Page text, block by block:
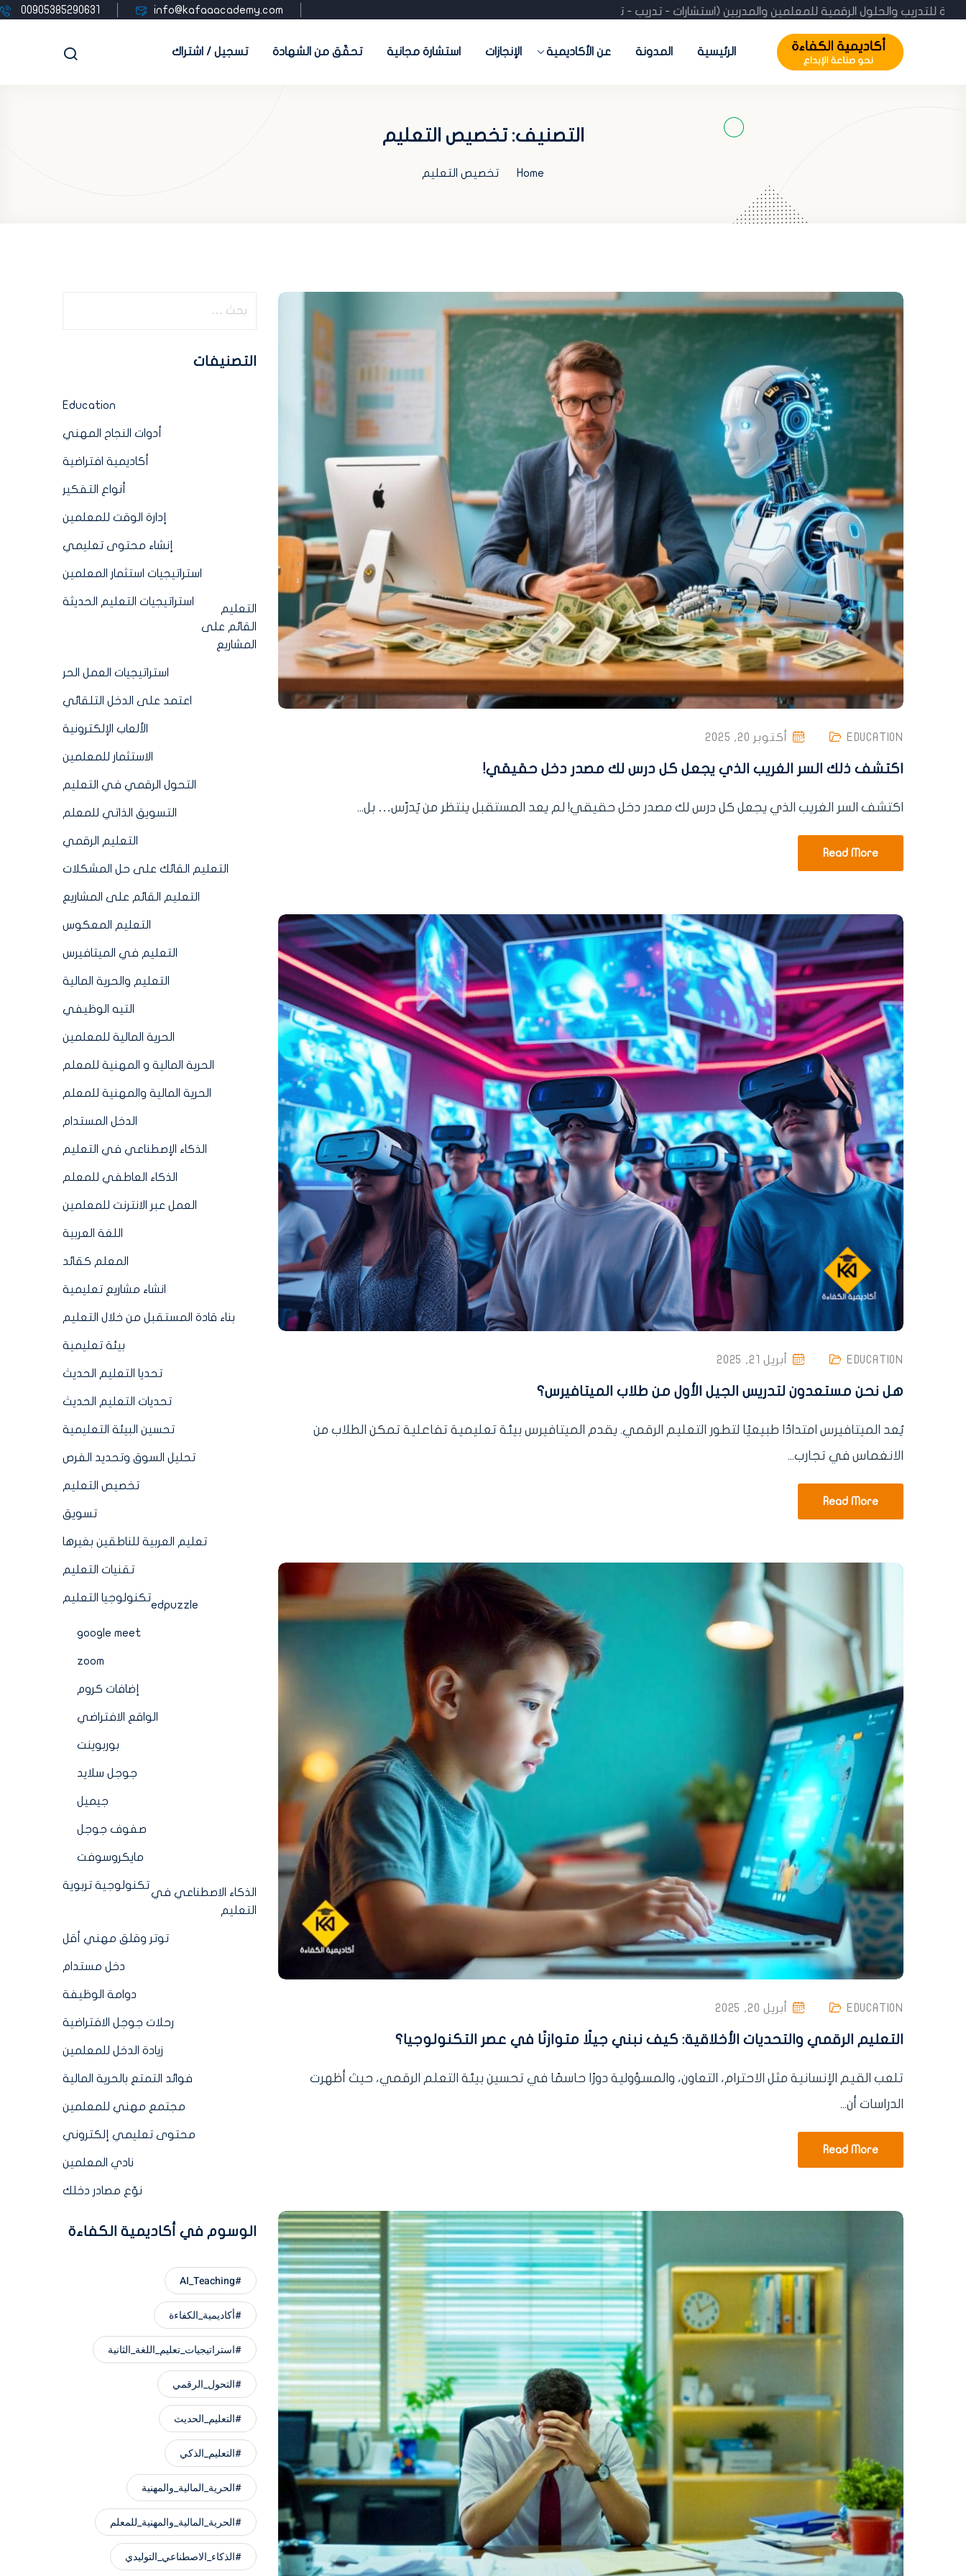
الكفاءة للتدريب والحلول الرقمية للمعلمين والمدربين (استشارات - تدريب - تسويق- منصات جاهزة) احجز استشارتك المجانية info@kafaaacademy.com
00905385290631
الرئيسية المدونة عن الأكاديمية الإنجازات استشارة مجانية تحقّق من الشهادة تسجيل / اشتراك
التصنيف:تخصيص التعليم
Home تخصيص التعليم
EDUCATION أكتوبر 20, 2025
اكتشف ذلك السر الغريب الذي يجعل كل درس لك مصدر دخل حقيقي!
اكتشف السر الغريب الذي يجعل كل درس لك مصدر دخل حقيقي! لم يعد المستقبل ينتظر من يُدرّس… بل...
Read More
EDUCATION أبريل 21, 2025
هل نحن مستعدون لتدريس الجيل الأول من طلاب الميتافيرس؟
يُعد الميتافيرس امتدادًا طبيعيًا لتطور التعليم الرقمي. يقدم الميتافيرس بيئة تعليمية تفاعلية تمكن الطلاب من
الانغماس في تجارب...
Read More
EDUCATION أبريل 20, 2025
التعليم الرقمي والتحديات الأخلاقية: كيف نبني جيلًا متوازنًا في عصر التكنولوجيا؟
تلعب القيم الإنسانية مثل الاحترام، التعاون، والمسؤولية دورًا حاسمًا في تحسين بيئة التعلم الرقمي، حيث أظهرت
الدراسات أن...
Read More
التصنيفات
Education
أدوات النجاح المهني
أكاديمية افتراضية
أنواع التفكير
إدارة الوقت للمعلمين
إنشاء محتوى تعليمي
استراتيجيات استثمار المعلمين
استراتيجيات التعليم الحديثة
التعليم
القائم على
المشاريع
استراتيجيات العمل الحر
اعتمد على الدخل التلقائي
الألعاب الإلكترونية
الاستثمار للمعلمين
التحول الرقمي في التعليم
التسويق الذاتي للمعلم
التعليم الرقمي
التعليم القائك على حل المشكلات
التعليم القائم على المشاريع
التعليم المعكوس
التعليم في الميتافيرس
التعليم والحرية المالية
التيه الوظيفي
الحرية المالية للمعلمين
الحرية المالية و المهنية للمعلم
الحرية المالية والمهنية للمعلم
الدخل المستدام
الذكاء الإصطناعي في التعليم
الذكاء العاطفي للمعلم
العمل عبر الانترنت للمعلمين
اللغة العربية
المعلم كقائد
انشاء مشاريع تعليمية
بناء قادة المستقبل من خلال التعليم
بيئة تعليمية
تحديا التعليم الحديث
تحديات التعليم الحديث
تحسين البيئة التعليمية
تحليل السوق وتحديد الفرص
تخصيص التعليم
تسويق
تعليم العربية للناطقين بغيرها
تقنيات التعليم
تكنولوجيا التعليم
edpuzzle
google meet
zoom
إضافات كروم
الواقع الافتراضي
بوربوينت
جوجل سلايد
جيميل
صفوف جوجل
مايكروسوفت
تكنولوجية تربوية
الذكاء الاصطناعي في
التعليم
توتر وقلق مهني أقل
دخل مستدام
دوامة الوظيفة
رحلات جوجل الافتراضية
زيادة الدخل للمعلمين
فوائد التمتع بالحرية المالية
مجتمع مهني للمعلمين
محتوى تعليمي إلكتروني
نادي المعلمين
نوّع مصادر دخلك
الوسوم في أكاديمية الكفاءة
#AI_Teaching
#أكاديمية_الكفاءة
#استراتيجيات_تعليم_اللغة_الثانية
#التحول_الرقمي
#التعليم_الحديث
#التعليم_الذكي
#الحرية_المالية_والمهنية
#الحرية_المالية_والمهنية_للمعلم
#الذكاء_الاصطناعي_التوليدي